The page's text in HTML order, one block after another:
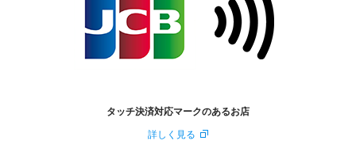
タッチ決済対応マークのあるお店
詳しく見る